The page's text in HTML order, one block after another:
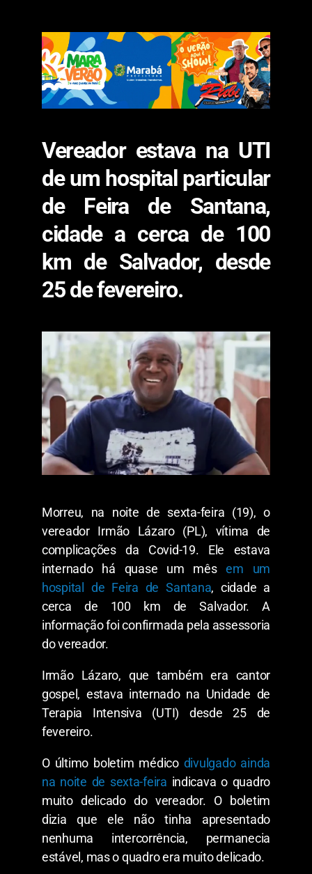
Vereador estava na UTI
de um hospital particular
de Feira de Santana,
cidade a cerca de 100
km de Salvador, desde
25 de fevereiro.
Morreu, na noite de sexta-feira (19), o
vereador Irmão Lázaro (PL), vítima de
complicações da Covid-19. Ele estava
internado há quase um mêsem um
hospital de Feira de Santana, cidade a
cerca de 100 km de Salvador. A
informação foi confirmada pela assessoria
do vereador.
Irmão Lázaro, que também era cantor
gospel, estava internado na Unidade de
Terapia Intensiva (UTI) desde 25 de
fevereiro.
O último boletim médico divulgado ainda
na noite de sexta-feira indicava o quadro
muito delicado do vereador. O boletim
dizia que ele não tinha apresentado
nenhuma intercorrência, permanecia
estável, mas o quadro era muito delicado.